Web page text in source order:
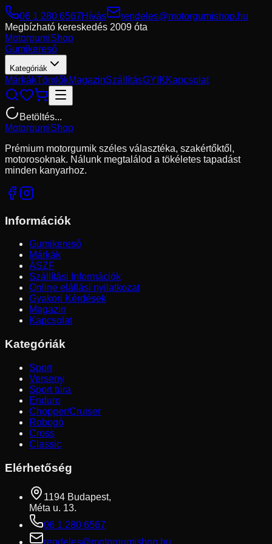
06 1 280 6567Hívás
rendeles@motorgumishop.hu
Megbízható kereskedés 2009 óta
MotorgumiShop
Gumikereső
Kategóriák
MárkákTömlőkMagazinSzállításGYIKKapcsolat
Betöltés...
MotorgumiShop
Prémium motorgumik széles választéka, szakértőktől,
motorosoknak. Nálunk megtalálod a tökéletes tapadást
minden kanyarhoz.
Információk
Gumikereső
Márkák
ÁSZF
Szállítási Információk
Online elállási nyilatkozat
Gyakori Kérdések
Magazin
Kapcsolat
Kategóriák
Sport
Verseny
Sport túra
Enduro
Chopper/Cruiser
Robogó
Cross
Classic
Elérhetőség
1194 Budapest,
Méta u. 13.
06 1 280 6567